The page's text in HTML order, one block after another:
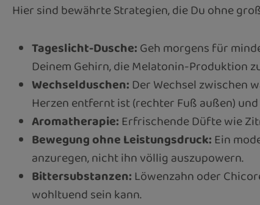
Hier sind bewährte Strategien, die Du ohne
Tageslicht-Dusche:Geh morgens für
Deinem Gehirn, die Melatonin-Produktion
Wechselduschen: Der Wechsel zwischen
Herzen entfernt ist (rechter Fuß außen)
Aromatherapie:Erfrischende Düfte wie
Bewegung ohne Leistungsdruck:Ein
anzuregen, nicht ihn völlig auszupowern.
Bittersubstanzen:Löwenzahn oder
wohltuend sein kann.